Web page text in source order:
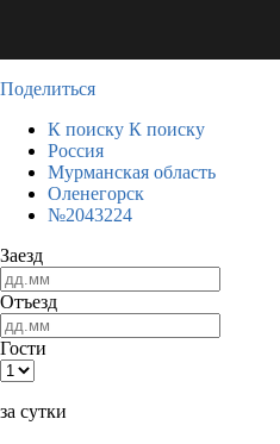
Поделиться
К поиску К поиску
Россия
Мурманская область
Оленегорск
№2043224
Заезд
Отъезд
Гости
за сутки